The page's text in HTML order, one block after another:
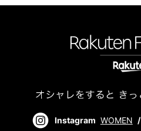
Instagram WOMEN /